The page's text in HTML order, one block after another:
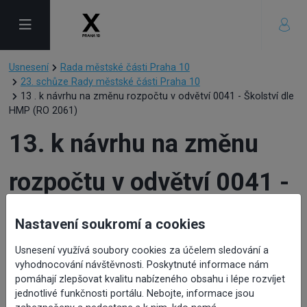
Usnesení
Rada městské části Praha 10
23. schůze Rady městské části Praha 10
13 . k návrhu na změnu rozpočtu v odvětví 0041 - Školství dle
HMP (RO 2061)
13. k návrhu na změnu
rozpočtu v odvětví 0041 -
Školství dle HMP (RO
2061)
Nastavení soukromí a cookies
Usnesení využívá soubory cookies za účelem sledování a
vyhodnocování návštěvnosti. Poskytnuté informace nám
pomáhají zlepšovat kvalitu nabízeného obsahu i lépe rozvíjet
jednotlivé funkčnosti portálu. Nebojte, informace jsou